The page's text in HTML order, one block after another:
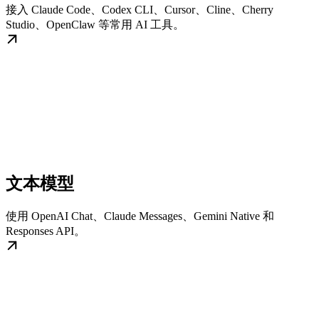
接入 Claude Code、Codex CLI、Cursor、Cline、Cherry
Studio、OpenClaw 等常用 AI 工具。
文本模型
使用 OpenAI Chat、Claude Messages、Gemini Native 和
Responses API。